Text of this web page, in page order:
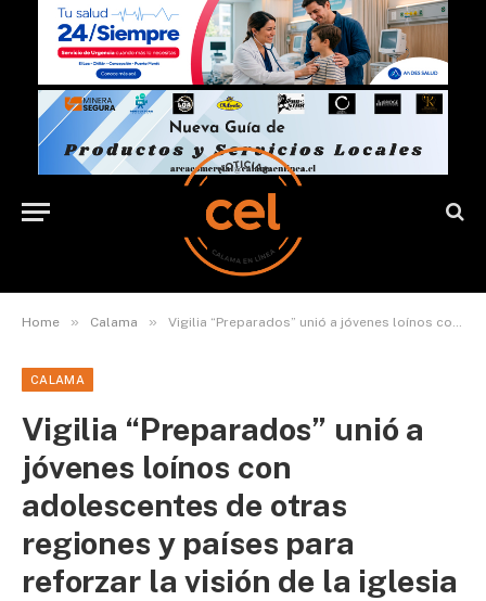
Home » Calama » Vigilia “Preparados” unió a jóvenes loínos con adolescentes de otras regiones y países para reforzar la visión de la iglesia
CALAMA
Vigilia “Preparados” unió a
jóvenes loínos con
adolescentes de otras
regiones y países para
reforzar la visión de la iglesia